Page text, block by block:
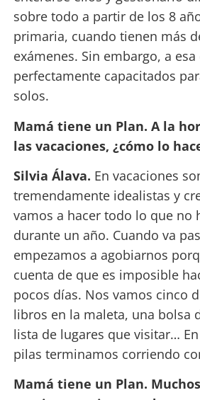
sobre todo a partir de los 8
primaria, cuando tienen más
exámenes. Sin embargo, a
perfectamente capacitados
solos.
Mamá tiene un Plan. A la
las vacaciones, ¿cómo lo
Silvia Álava. En vacaciones
tremendamente idealistas y
vamos a hacer todo lo que no
durante un año. Cuando va
empezamos a agobiarnos
cuenta de que es imposible
pocos días. Nos vamos cinco
libros en la maleta, una bolsa
lista de lugares que visitar…
pilas terminamos corriendo
Mamá tiene un Plan.